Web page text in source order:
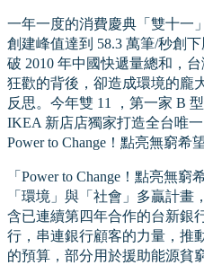
一年一度的消費慶典「雙十一
創建峰值達到 58.3 萬筆/秒創
破 2010 年中國快遞量總和，
狂歡的背後，卻造成環境的龐
反思。今年雙 11 ，第一家 B
IKEA 新店店獨家打造全台唯
Power to Change！點亮無窮希
「Power to Change！點亮無
「環境」與「社會」多贏計
含已連續第四年合作的台新銀
行，串連銀行顧客的力量，推
的預算，部分用於援助能源貧